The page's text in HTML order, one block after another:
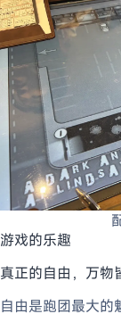
游戏的乐趣
真正的自由，万物
自由是跑团最大的